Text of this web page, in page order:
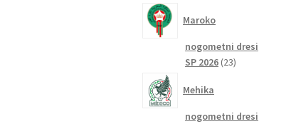
Maroko
nogometni dresi
SP 2026 2323
Mehika
nogometni dresi